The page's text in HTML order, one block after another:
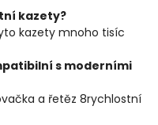
kazety?
kazety mnoho tisíc
s moderními
a řetěz 8rychlostní